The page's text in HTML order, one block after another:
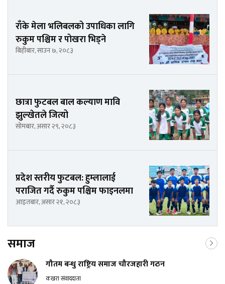
राँके मेला भलिबलको उपाधिका लागि
रुकुम पश्चिम र पोखरा भिड्ने
बिहीबार, साउन ७, २०८३
छात्रा फुटबल बाल कल्याण मावि
झुल्खेतले जित्यो
सोमबार, असार २९, २०८३
प्रदेश स्तरीय फुटबल: हुम्लालाई
पराजित गर्दै रुकुम पश्चिम फाइनलमा
आइतबार, असार २१, २०८३
समाज
गौतम बन्धु राष्ट्रिय समाज चौरजहारी गठन
कखरा संवाददाता